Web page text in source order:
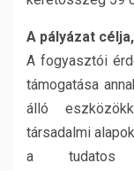
A pályázat
A fogyasztói
támogatása
álló
társadalmi
a tudatos